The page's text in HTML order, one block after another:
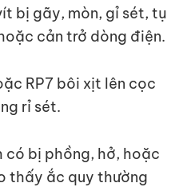
bị gãy, mòn, gỉ sét, tụ
cản trở dòng điện.
RP7 bôi xịt lên cọc
rỉ sét.
có bị phồng, hở, hoặc
thấy ắc quy thường